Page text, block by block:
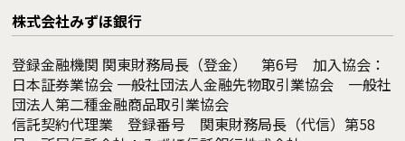
株式会社みずほ銀行
登録金融機関 関東財務局長（登金） 第6号 加入協会：
日本証券業協会 一般社団法人金融先物取引業協会 一般社
団法人第二種金融商品取引業協会
信託契約代理業 登録番号 関東財務局長（代信）第58